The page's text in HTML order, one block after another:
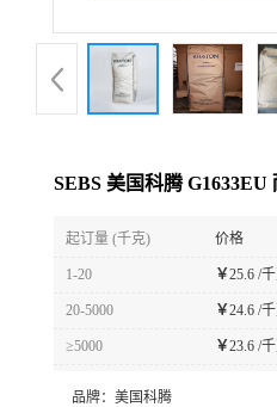
SEBS 美国科腾 G1633EU
起订量 (千克) 价格
1-20 ￥25.6 /
20-5000 ￥24.6 /
≥5000 ￥23.6 /
品牌： 美国科腾